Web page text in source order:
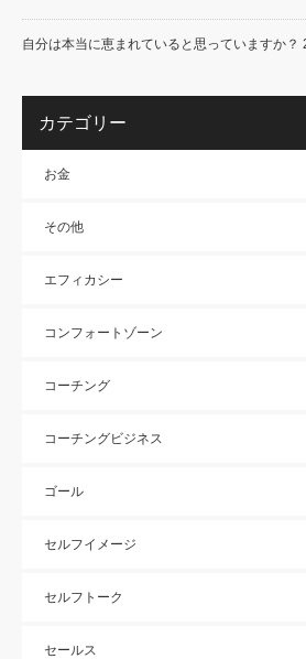
自分は本当に恵まれていると思っていますか？
カテゴリー
お金
その他
エフィカシー
コンフォートゾーン
コーチング
コーチングビジネス
ゴール
セルフイメージ
セルフトーク
セールス